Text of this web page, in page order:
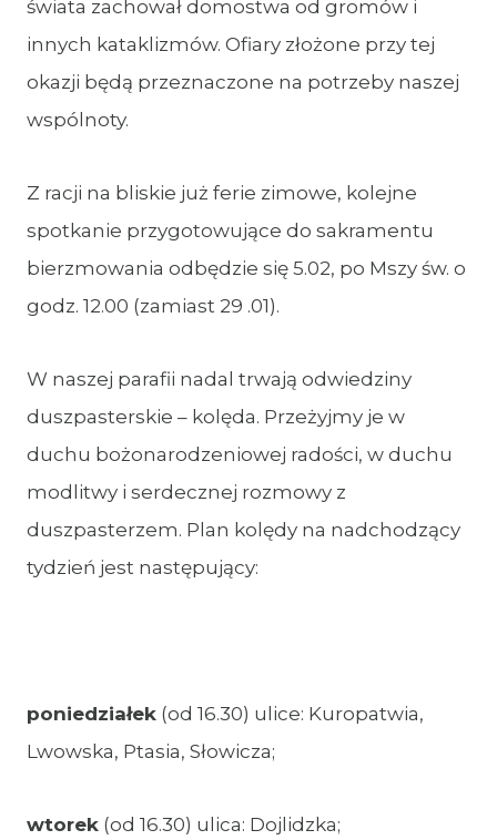
świata zachował domostwa od gromów i
innych kataklizmów. Ofiary złożone przy tej
okazji będą przeznaczone na potrzeby naszej
wspólnoty.
Z racji na bliskie już ferie zimowe, kolejne
spotkanie przygotowujące do sakramentu
bierzmowania odbędzie się 5.02, po Mszy św. o
godz. 12.00 (zamiast 29 .01).
W naszej parafii nadal trwają odwiedziny
duszpasterskie – kolęda. Przeżyjmy je w
duchu bożonarodzeniowej radości, w duchu
modlitwy i serdecznej rozmowy z
duszpasterzem. Plan kolędy na nadchodzący
tydzień jest następujący:
poniedziałek (od 16.30) ulice: Kuropatwia,
Lwowska, Ptasia, Słowicza;
wtorek (od 16.30) ulica: Dojlidzka;